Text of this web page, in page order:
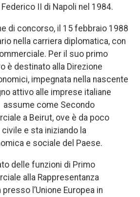
II di Napoli nel 1984.
di concorso, il 15 febbraio 1988
nella carriera diplomatica, con
Per il suo primo
è destinato alla Direzione
impegnata nella nascente
attivo alle imprese italiane
assume come Secondo
a Beirut, ove è da poco
e sta iniziando la
e sociale del Paese.
delle funzioni di Primo
alla Rappresentanza
l’Unione Europea in